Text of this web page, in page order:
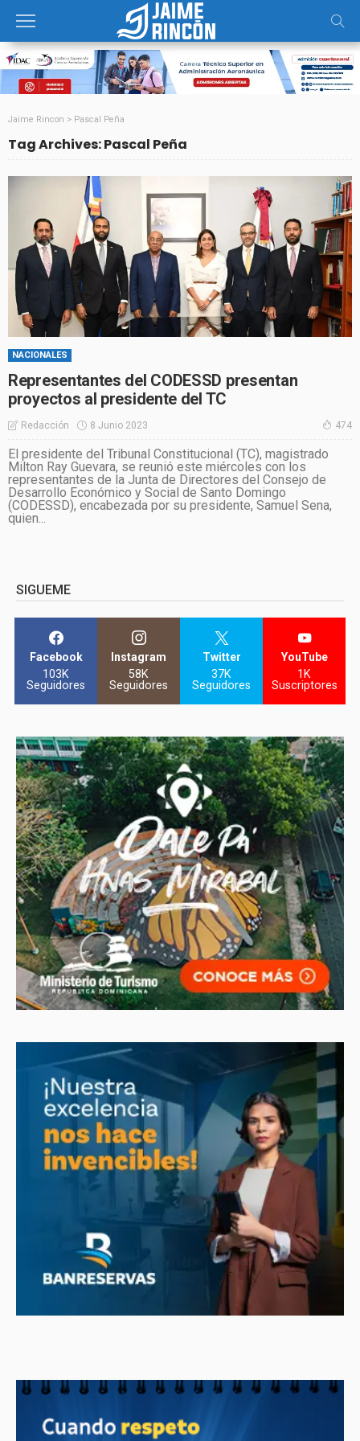
Jaime Rincon > Pascal Peña
Tag Archives: Pascal Peña
NACIONALES
Representantes del CODESSD presentan
proyectos al presidente del TC
Redacción 8 Junio 2023 474
El presidente del Tribunal Constitucional (TC), magistrado
Milton Ray Guevara, se reunió este miércoles con los
representantes de la Junta de Directores del Consejo de
Desarrollo Económico y Social de Santo Domingo
(CODESSD), encabezada por su presidente, Samuel Sena,
quien...
SIGUEME
Facebook
103K
Seguidores
Instagram
58K
Seguidores
Twitter
37K
Seguidores
YouTube
1K
Suscriptores